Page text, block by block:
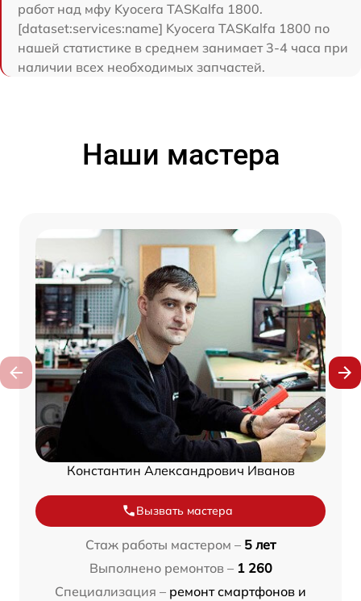
работ над мфу Kyocera TASKalfa 1800.
[dataset:services:name] Kyocera TASKalfa 1800 по
нашей статистике в среднем занимает 3-4 часа при
наличии всех необходимых запчастей.
Наши мастера
Константин Александрович Иванов
Вызвать мастера
Стаж работы мастером – 5 лет
Выполнено ремонтов – 1 260
Специализация – ремонт смартфонов и